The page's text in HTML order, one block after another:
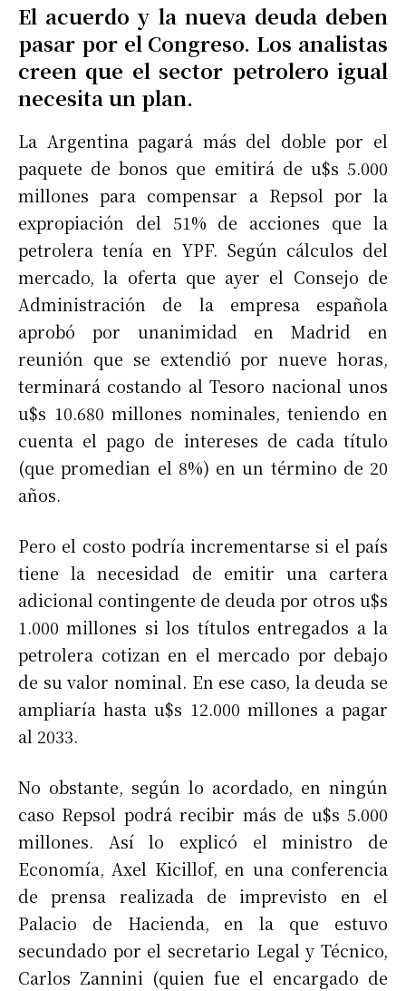
El acuerdo y la nueva deuda deben
pasar por el Congreso. Los analistas
creen que el sector petrolero igual
necesita un plan.
La Argentina pagará más del doble por el
paquete de bonos que emitirá de u$s 5.000
millones para compensar a Repsol por la
expropiación del 51% de acciones que la
petrolera tenía en YPF. Según cálculos del
mercado, la oferta que ayer el Consejo de
Administración de la empresa española
aprobó por unanimidad en Madrid en
reunión que se extendió por nueve horas,
terminará costando al Tesoro nacional unos
u$s 10.680 millones nominales, teniendo en
cuenta el pago de intereses de cada título
(que promedian el 8%) en un término de 20
años.
Pero el costo podría incrementarse si el país
tiene la necesidad de emitir una cartera
adicional contingente de deuda por otros u$s
1.000 millones si los títulos entregados a la
petrolera cotizan en el mercado por debajo
de su valor nominal. En ese caso, la deuda se
ampliaría hasta u$s 12.000 millones a pagar
al 2033.
No obstante, según lo acordado, en ningún
caso Repsol podrá recibir más de u$s 5.000
millones. Así lo explicó el ministro de
Economía, Axel Kicillof, en una conferencia
de prensa realizada de imprevisto en el
Palacio de Hacienda, en la que estuvo
secundado por el secretario Legal y Técnico,
Carlos Zannini (quien fue el encargado de